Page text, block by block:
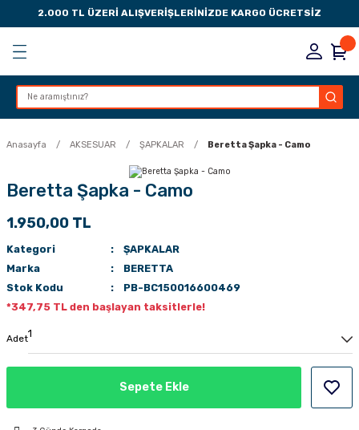
2.000 TL ÜZERİ ALIŞVERİŞLERİNİZDE KARGO ÜCRETSİZ
Geri Dön
Geri Dön
Geri Dön
Geri Dön
MANDALI
Anasayfa AKSESUAR ŞAPKALAR Beretta Şapka - Camo
Beretta Şapka - Camo
1.950,00 TL
Kategori
ŞAPKALAR
Marka
BERETTA
Stok Kodu
PB-BC150016600469
*347,75 TL den başlayan taksitlerle!
Adet
Sepete Ekle